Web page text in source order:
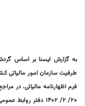
به گزارش ایسنا بر اساس
طرفیت سازمان امور مالیاتی
فرم اظهارنامه مالیاتی، در
۲۰/ ۲/ ۱۴۰۲ دفتر